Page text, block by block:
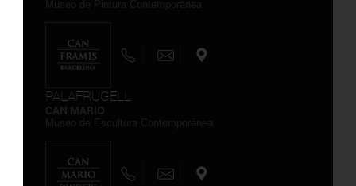
PALAFRUGELL